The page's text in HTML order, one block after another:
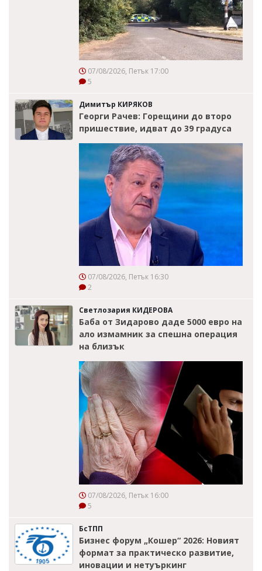
07/08/2026, Петък 17:00
5
Димитър КИРЯКОВ
Георги Рачев: Горещини до второ
пришествие, идват до 39 градуса
07/08/2026, Петък 16:30
2
Светлозария КИДЕРОВА
Баба от Зидарово даде 5000 евро на
ало измамник за спешна операция
на близък
07/08/2026, Петък 16:00
5
БсТПП
Бизнес форум „Кошер“ 2026: Новият
формат за практическо развитие,
иновации и нетуъркинг